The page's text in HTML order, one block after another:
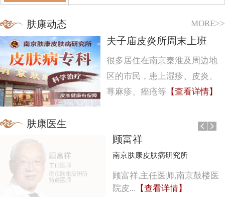
肤康动态 MORE>>
夫子庙皮炎所周末上班
很多居住在南京秦淮及周边地
区的市民，患上湿疹、皮炎、
荨麻疹、痤疮等 【查看详情】
顾富祥
南京肤康皮肤病研究所
顾富祥,主任医师,南京鼓楼医
院皮... 【查看详情】
肤康医生